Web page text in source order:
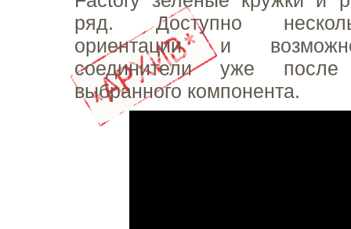
ряд. Доступно
ориентации и
соединители уже после
выбранного компонента.